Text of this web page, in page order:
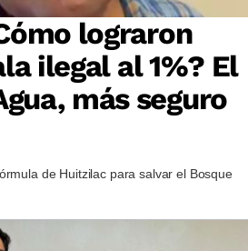
lograron
ilegal al 1%? El
más seguro
de Huitzilac para salvar el Bosque